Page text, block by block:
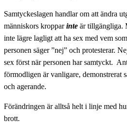
Samtyckeslagen handlar om att ändra
människors kropparinte är tillgängliga.
inte lägre lagligt att ha sex med vem
personen säger ”nej” och protesterar.
sex först när personen har samtyckt.
förmodligen är vanligare, demonstrerat
och agerande.
Förändringen är alltså helt i linje med
brott.